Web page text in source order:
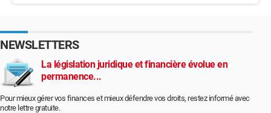
NEWSLETTERS
La législation juridique et financière évolue en
permanence...
Pour mieux gérer vos finances et mieux défendre vos droits, restez informé avec
notre lettre gratuite.